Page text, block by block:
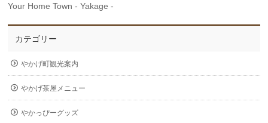
Your Home Town - Yakage -
カテゴリー
やかげ町観光案内
やかげ茶屋メニュー
やかっぴーグッズ